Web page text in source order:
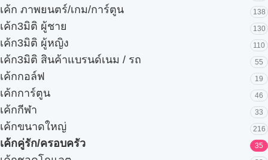
เค้ก ภาพยนตร์/เกม/การ์ตูน 138
เค้ก3มิติ ผู้ชาย 130
เค้ก3มิติ ผู้หญิง 110
เค้ก3มิติ สินค้าแบรนด์เนม / รถ 55
เค้กกอล์ฟ 19
เค้กการ์ตูน 46
เค้กกีฬา 33
เค้กขนาดใหญ่ 216
เค้กคู่รัก/ครอบครัว 35